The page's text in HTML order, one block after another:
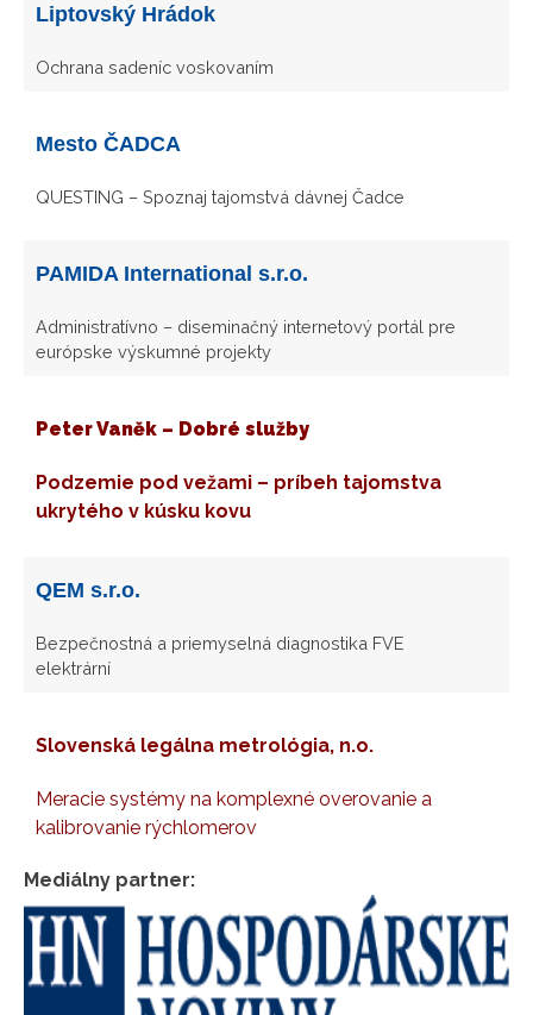
Liptovský Hrádok
Ochrana sadeníc voskovaním
Mesto ČADCA
QUESTING – Spoznaj tajomstvá dávnej Čadce
PAMIDA International s.r.o.
Administratívno – diseminačný internetový portál pre
európske výskumné projekty
Peter Vaněk – Dobré služby
Podzemie pod vežami – príbeh tajomstva
ukrytého v kúsku kovu
QEM s.r.o.
Bezpečnostná a priemyselná diagnostika FVE
elektrární
Slovenská legálna metrológia, n.o.
Meracie systémy na komplexné overovanie a
kalibrovanie rýchlomerov
Mediálny partner: